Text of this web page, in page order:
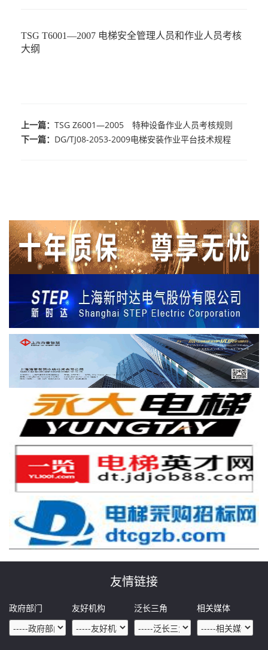
TSG T6001—2007 电梯安全管理人员和作业人员考核
大纲
上一篇： TSG Z6001—2005 特种设备作业人员考核规则
下一篇： DG/TJ08-2053-2009电梯安装作业平台技术规程
友情链接
政府部门 友好机构 泛长三角 相关媒体